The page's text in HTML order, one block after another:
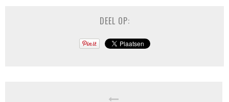
DEEL OP: